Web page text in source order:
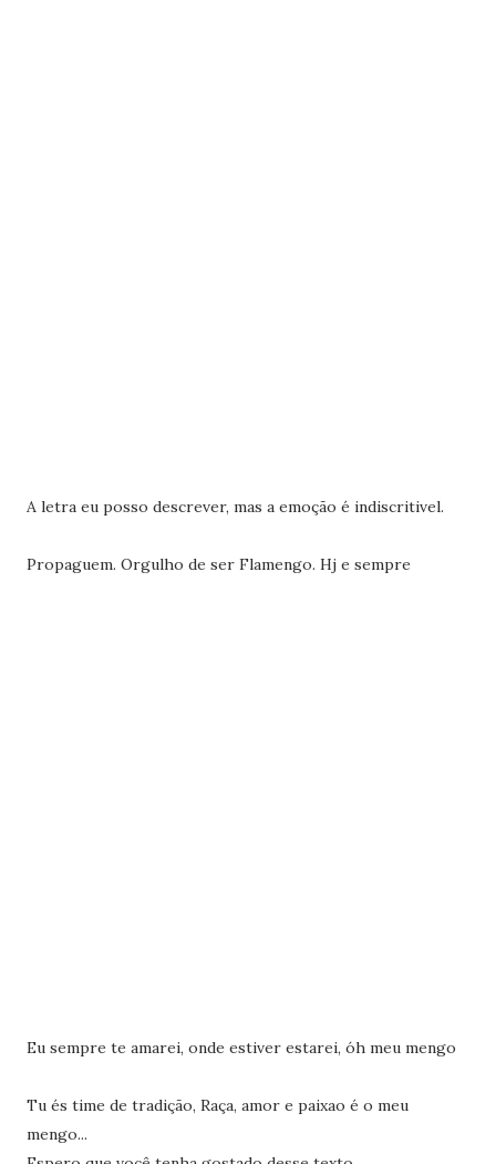
A letra eu posso descrever, mas a emoção é indiscritivel.
Propaguem. Orgulho de ser Flamengo. Hj e sempre
Eu sempre te amarei, onde estiver estarei, óh meu mengo
Tu és time de tradição, Raça, amor e paixao é o meu
mengo...